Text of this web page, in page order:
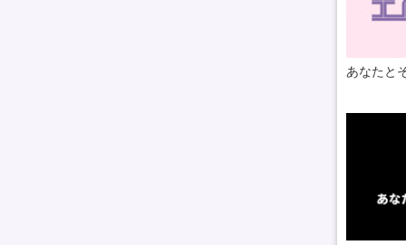
あなたと